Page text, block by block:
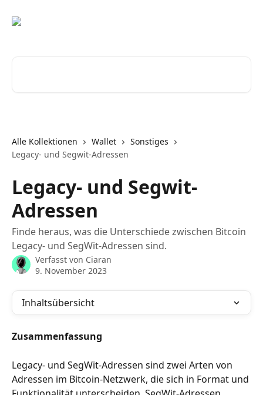
Alle Kollektionen Wallet
Sonstiges
Legacy- und Segwit-Adressen
Legacy- und Segwit-
Adressen
Finde heraus, was die Unterschiede zwischen Bitcoin
Legacy- und SegWit-Adressen sind.
Verfasst von Ciaran
9. November 2023
Inhaltsübersicht
Zusammenfassung
Legacy- und SegWit-Adressen sind zwei Arten von
Adressen im Bitcoin-Netzwerk, die sich in Format und